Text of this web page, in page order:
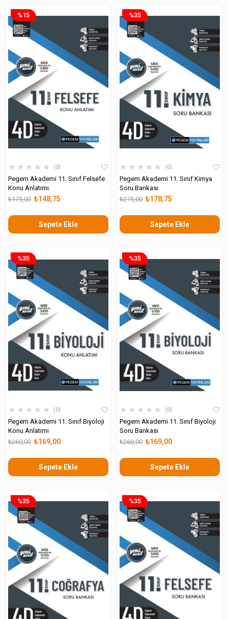
★ ★ ★ ★ ★ 0
Pegem Akademi 11. Sınıf Felsefe
Konu Anlatımı
₺148,75
₺175,00
Sepete Ekle
%15
★ ★ ★ ★ ★ 0
Pegem Akademi 11. Sınıf Kimya
Soru Bankası
₺178,75
₺275,00
Sepete Ekle
%35
★ ★ ★ ★ ★ 0
Pegem Akademi 11. Sınıf Biyoloji
Konu Anlatımı
₺169,00
₺260,00
Sepete Ekle
%35
★ ★ ★ ★ ★ 0
Pegem Akademi 11. Sınıf Biyoloji
Soru Bankası
₺169,00
₺260,00
Sepete Ekle
%35
%35 %35